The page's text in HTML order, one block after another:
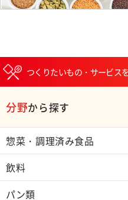
つくりたいもの・サービス
分野から探す
惣菜・調理済み食品
飲料
パン類